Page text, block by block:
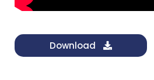
Download